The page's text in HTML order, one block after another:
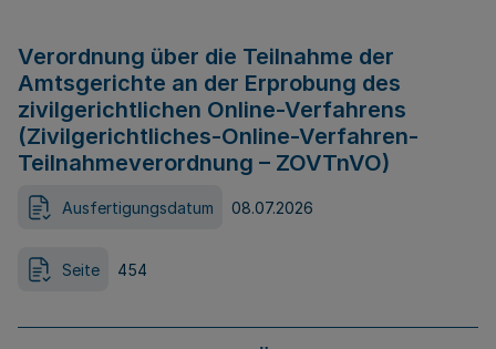
Verordnung über die Teilnahme der
Amtsgerichte an der Erprobung des
zivilgerichtlichen Online-Verfahrens
(Zivilgerichtliches-Online-Verfahren-
Teilnahmeverordnung – ZOVTnVO)
Ausfertigungsdatum 08.07.2026
Seite 454